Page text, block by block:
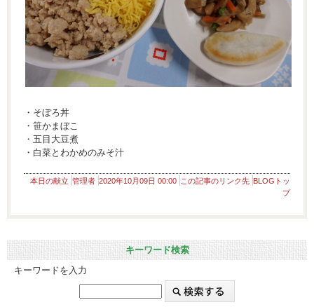
・そぼろ丼
・笹かまぼこ
・五目大豆煮
・白菜とわかめのみそ汁
本日の献立 管理者 2020年10月09日 00:00 この記事のリンク先 BLOGトッ
プ
キーワード検索
キーワードを入力